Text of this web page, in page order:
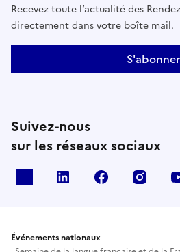
Recevez toute l’actualité des
directement dans votre boîte mail.
S'abonner
Suivez-nous
sur les réseaux sociaux
Linkedin Facebook
Événements nationaux